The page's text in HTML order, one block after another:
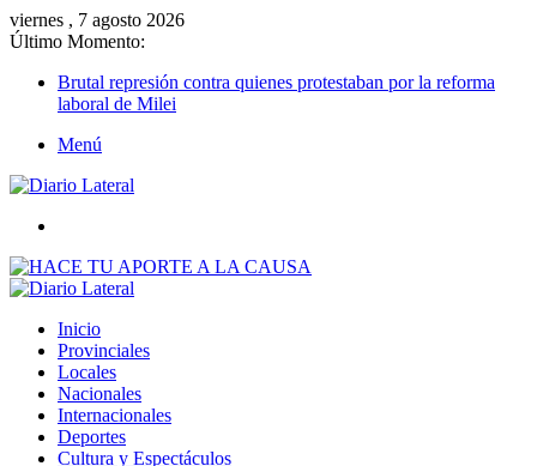
viernes , 7 agosto 2026
Último Momento:
Brutal represión contra quienes protestaban por la reforma
laboral de Milei
Menú
Inicio
Provinciales
Locales
Nacionales
Internacionales
Deportes
Cultura y Espectáculos